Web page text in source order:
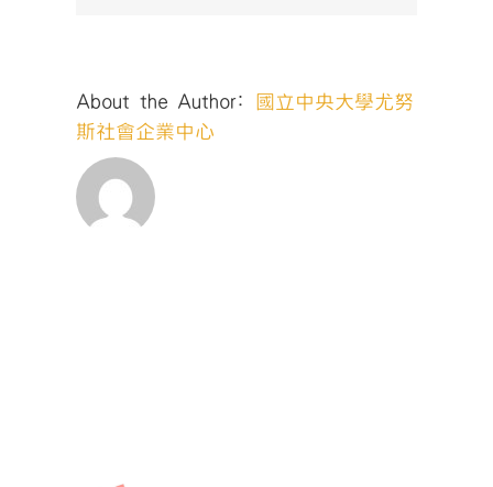
About the Author:
國立中央大學尤努
斯社會企業中心